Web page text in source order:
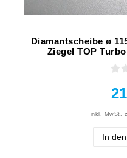
Diamantscheibe ø
Ziegel TOP
inkl. MwSt.
In